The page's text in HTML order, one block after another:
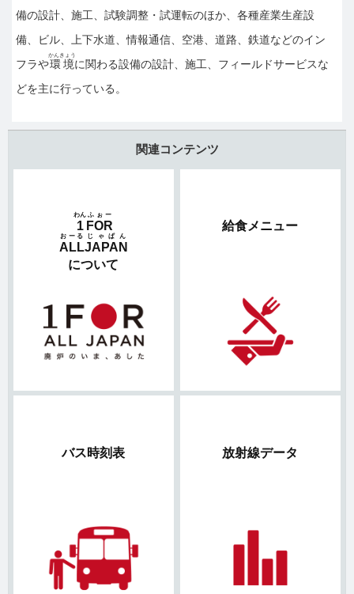
備の設計、施工、試験調整・試運転のほか、各種産業生産設
備、ビル、上下水道、情報通信、空港、道路、鉄道などのイン
フラや環境
かんきょう
に関わる設備の設計、施工、フィールドサービスな
どを主に行っている。
関連コンテンツ
1
わん
FOR
ふぉー
ALL
おーる
JAPAN
じゃぱん
について
給食メニュー
バス時刻表 放射線データ